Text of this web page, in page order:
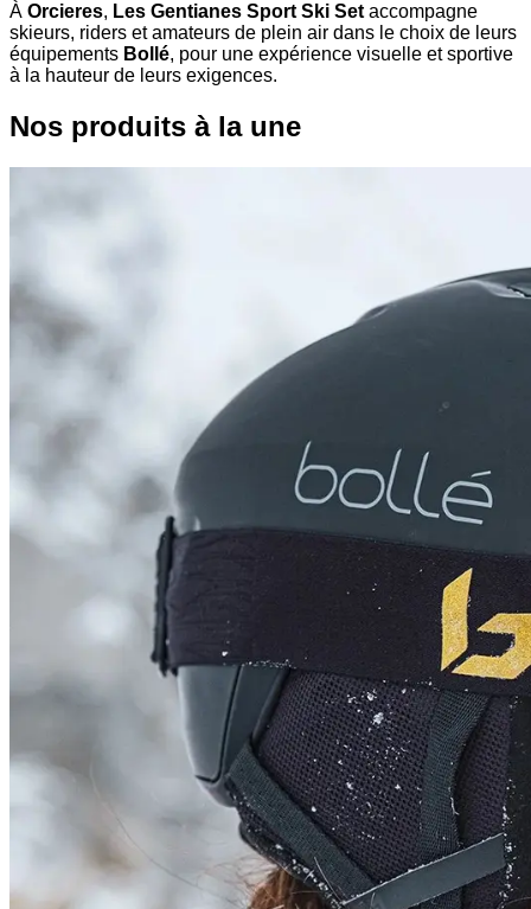
À Orcieres, Les Gentianes Sport Ski Setaccompagne
skieurs, riders et amateurs de plein air dans le choix de leurs
équipements Bollé, pour une expérience visuelle et sportive
à la hauteur de leurs exigences.
Nos produits à la une